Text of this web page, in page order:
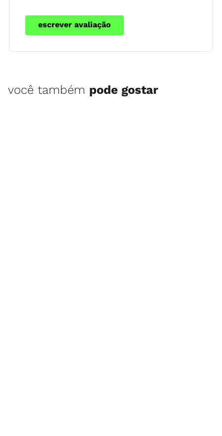
escrever avaliação
você também pode gostar